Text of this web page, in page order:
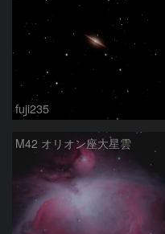
fuji235
M42 オリオン座大星雲